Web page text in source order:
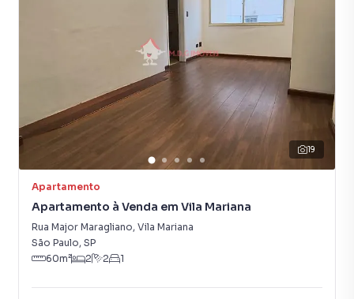
19
Apartamento
Apartamento à Venda em Vila Mariana
Rua Major Maragliano, Vila Mariana
São Paulo, SP
60m² 2 2 1